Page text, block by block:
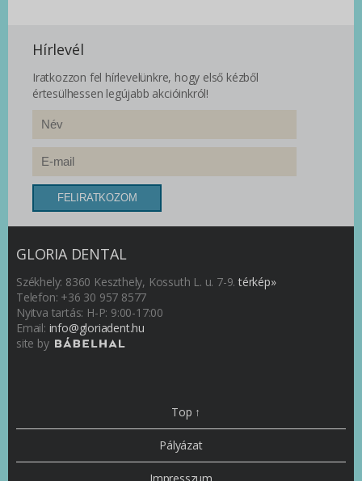
Hírlevél
Iratkozzon fel hírlevelünkre, hogy első kézből
értesülhessen legújabb akcióinkról!
GLORIA DENTAL
Székhely: 8360 Keszthely, Kossuth L. u. 7-9.térkép»
Telefon: +36 30 957 8577
Nyitva tartás: H-P: 9:00-17:00
Email: info@gloriadent.hu
site by
Top ↑
Pályázat
Impresszum